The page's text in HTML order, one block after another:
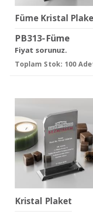
Füme Kristal
PB313-Füme
Fiyat sorunuz.
Toplam Stok: 100
Kristal Plaket